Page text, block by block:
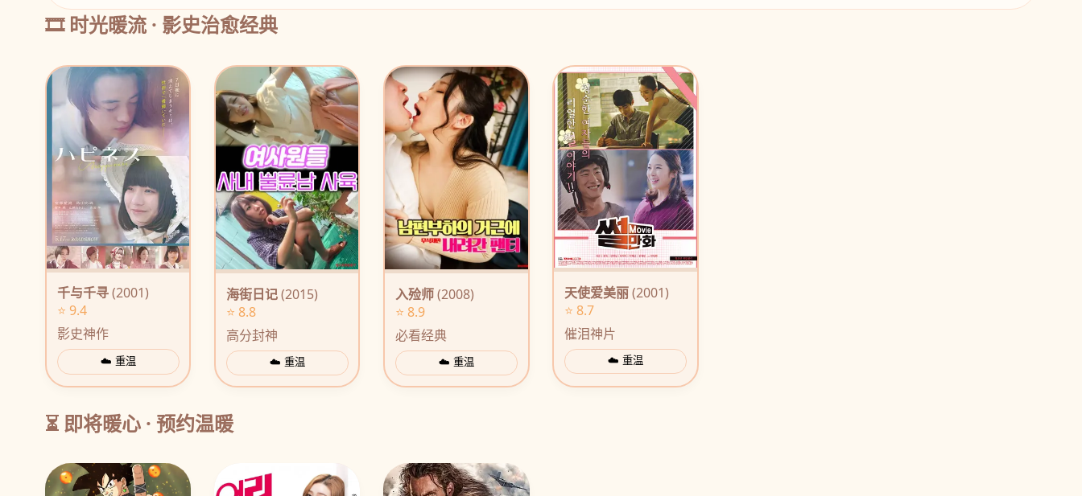
🎞️ 时光暖流 · 影史治愈经典
千与千寻(2001)
⭐ 9.4
影史神作
☁️ 重温
海街日记(2015)
⭐ 8.8
高分封神
☁️ 重温
入殓师(2008)
⭐ 8.9
必看经典
☁️ 重温
天使爱美丽(2001)
⭐ 8.7
催泪神片
☁️ 重温
⏳ 即将暖心 · 预约温暖